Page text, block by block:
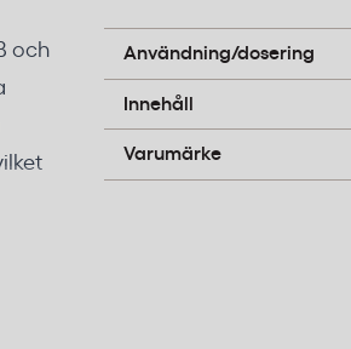
och
Användning/dosering
ihop handtagen och sopa
Innehåll
Torrt släckpulver (ABC-
Varumärke
Housegard